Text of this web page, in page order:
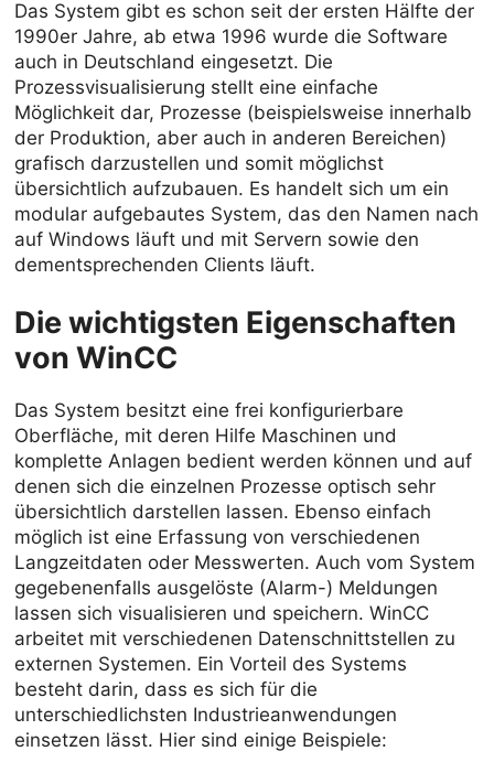
Das System gibt es schon seit der ersten Hälfte der
1990er Jahre, ab etwa 1996 wurde die Software
auch in Deutschland eingesetzt. Die
Prozessvisualisierung stellt eine einfache
Möglichkeit dar, Prozesse (beispielsweise innerhalb
der Produktion, aber auch in anderen Bereichen)
grafisch darzustellen und somit möglichst
übersichtlich aufzubauen. Es handelt sich um ein
modular aufgebautes System, das den Namen nach
auf Windows läuft und mit Servern sowie den
dementsprechenden Clients läuft.
Die wichtigsten Eigenschaften
von WinCC
Das System besitzt eine frei konfigurierbare
Oberfläche, mit deren Hilfe Maschinen und
komplette Anlagen bedient werden können und auf
denen sich die einzelnen Prozesse optisch sehr
übersichtlich darstellen lassen. Ebenso einfach
möglich ist eine Erfassung von verschiedenen
Langzeitdaten oder Messwerten. Auch vom System
gegebenenfalls ausgelöste (Alarm-) Meldungen
lassen sich visualisieren und speichern. WinCC
arbeitet mit verschiedenen Datenschnittstellen zu
externen Systemen. Ein Vorteil des Systems
besteht darin, dass es sich für die
unterschiedlichsten Industrieanwendungen
einsetzen lässt. Hier sind einige Beispiele: